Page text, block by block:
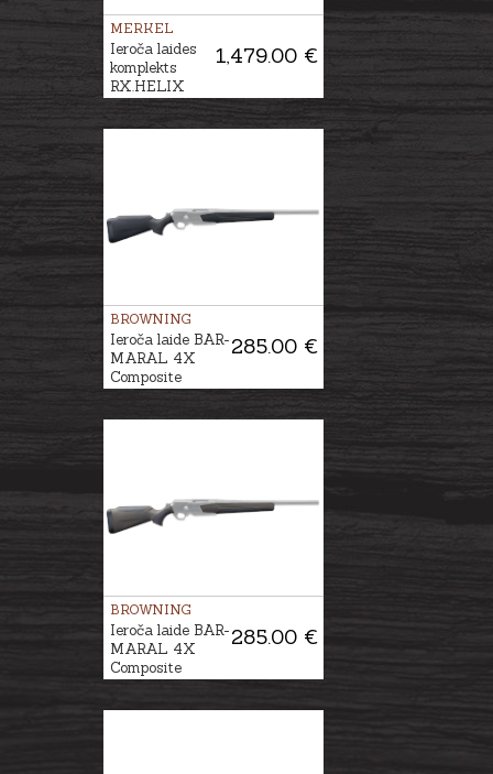
MERKEL
1,479.00 €
Ieroča laides
komplekts
RX.HELIX
BROWNING
285.00 €
Ieroča laide BAR-
MARAL 4X
Composite
BROWNING
285.00 €
Ieroča laide BAR-
MARAL 4X
Composite